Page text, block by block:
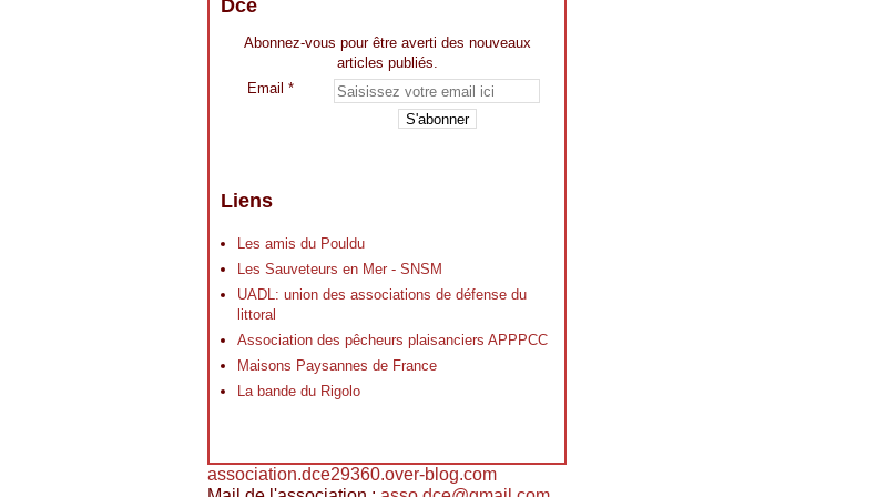
Dce
Abonnez-vous pour être averti des nouveaux
articles publiés.
Email
Liens
Les amis du Pouldu
Les Sauveteurs en Mer - SNSM
UADL: union des associations de défense du
littoral
Association des pêcheurs plaisanciers APPPCC
Maisons Paysannes de France
La bande du Rigolo
association.dce29360.over-blog.com